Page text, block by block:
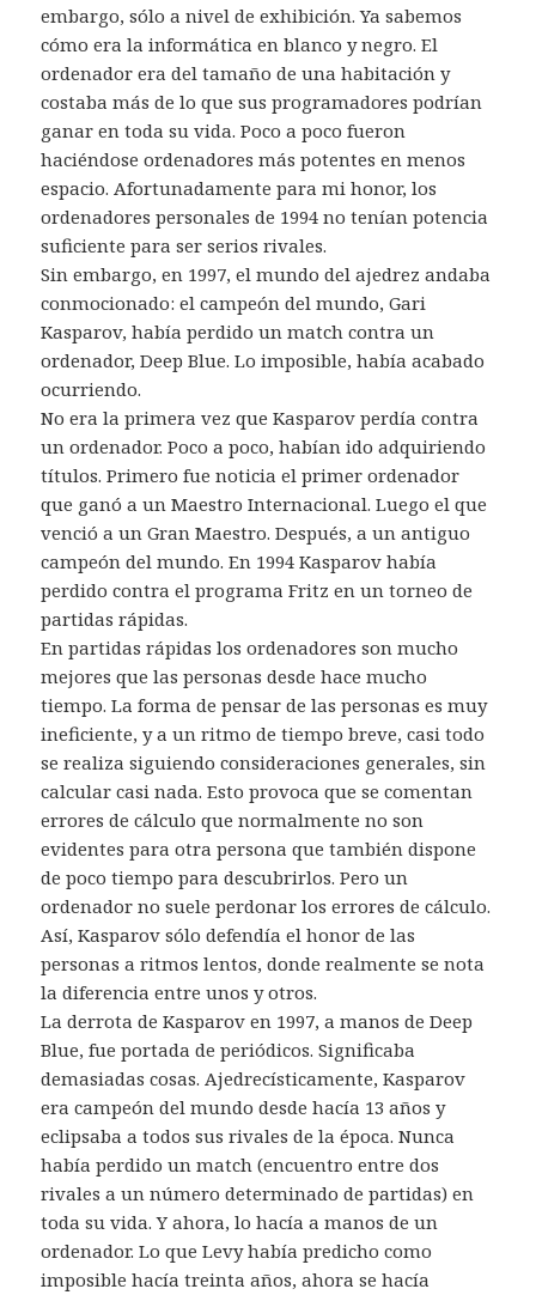
embargo, sólo a nivel de exhibición. Ya sabemos
cómo era la informática en blanco y negro. El
ordenador era del tamaño de una habitación y
costaba más de lo que sus programadores podrían
ganar en toda su vida. Poco a poco fueron
haciéndose ordenadores más potentes en menos
espacio. Afortunadamente para mi honor, los
ordenadores personales de 1994 no tenían potencia
suficiente para ser serios rivales.
Sin embargo, en 1997, el mundo del ajedrez andaba
conmocionado: el campeón del mundo, Gari
Kasparov, había perdido un match contra un
ordenador, Deep Blue. Lo imposible, había acabado
ocurriendo.
No era la primera vez que Kasparov perdía contra
un ordenador. Poco a poco, habían ido adquiriendo
títulos. Primero fue noticia el primer ordenador
que ganó a un Maestro Internacional. Luego el que
venció a un Gran Maestro. Después, a un antiguo
campeón del mundo. En 1994 Kasparov había
perdido contra el programa Fritz en un torneo de
partidas rápidas.
En partidas rápidas los ordenadores son mucho
mejores que las personas desde hace mucho
tiempo. La forma de pensar de las personas es muy
ineficiente, y a un ritmo de tiempo breve, casi todo
se realiza siguiendo consideraciones generales, sin
calcular casi nada. Esto provoca que se comentan
errores de cálculo que normalmente no son
evidentes para otra persona que también dispone
de poco tiempo para descubrirlos. Pero un
ordenador no suele perdonar los errores de cálculo.
Así, Kasparov sólo defendía el honor de las
personas a ritmos lentos, donde realmente se nota
la diferencia entre unos y otros.
La derrota de Kasparov en 1997, a manos de Deep
Blue, fue portada de periódicos. Significaba
demasiadas cosas. Ajedrecísticamente, Kasparov
era campeón del mundo desde hacía 13 años y
eclipsaba a todos sus rivales de la época. Nunca
había perdido un match (encuentro entre dos
rivales a un número determinado de partidas) en
toda su vida. Y ahora, lo hacía a manos de un
ordenador. Lo que Levy había predicho como
imposible hacía treinta años, ahora se hacía